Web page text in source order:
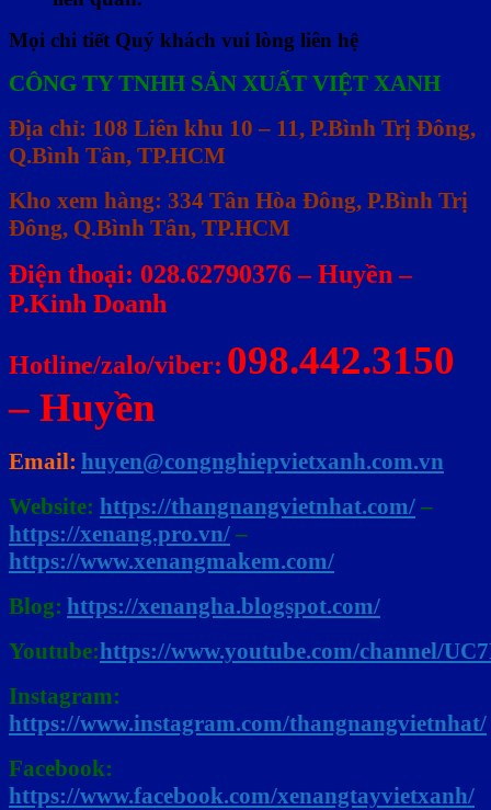
Mọi chi tiết Quý khách vui lòng liên hệ
CÔNG TY TNHH SẢN XUẤT VIỆT XANH
Địa chỉ: 108 Liên khu 10 – 11, P.Bình Trị Đông,
Q.Bình Tân, TP.HCM
Kho xem hàng: 334 Tân Hòa Đông, P.Bình Trị
Đông, Q.Bình Tân, TP.HCM
Điện thoại: 028.62790376 – Huyền –
P.Kinh Doanh
Hotline/zalo/viber: 098.442.3150
– Huyền
Email: huyen@congnghiepvietxanh.com.vn
Website: https://thangnangvietnhat.com/ –
https://xenang.pro.vn/ –
https://www.xenangmakem.com/
Blog: https://xenangha.blogspot.com/
Youtube:https://www.youtube.com/channel/
Instagram:
https://www.instagram.com/thangnangvietnhat/
Facebook:
https://www.facebook.com/xenangtayvietxanh/